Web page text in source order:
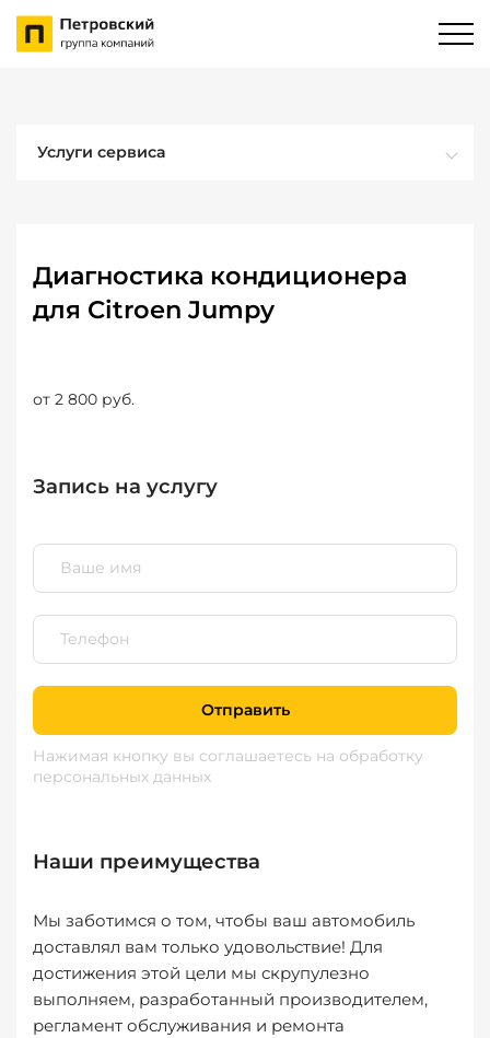
Услуги сервиса
Диагностика кондиционера
для Citroen Jumpy
от 2 800 руб.
Запись на услугу
Отправить
Нажимая кнопку вы соглашаетесь на обработку
персональных данных
Наши преимущества
Мы заботимся о том, чтобы ваш автомобиль
доставлял вам только удовольствие! Для
достижения этой цели мы скрупулезно
выполняем, разработанный производителем,
регламент обслуживания и ремонта